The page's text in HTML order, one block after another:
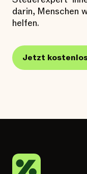
darin, Menschen
helfen.
Jetzt